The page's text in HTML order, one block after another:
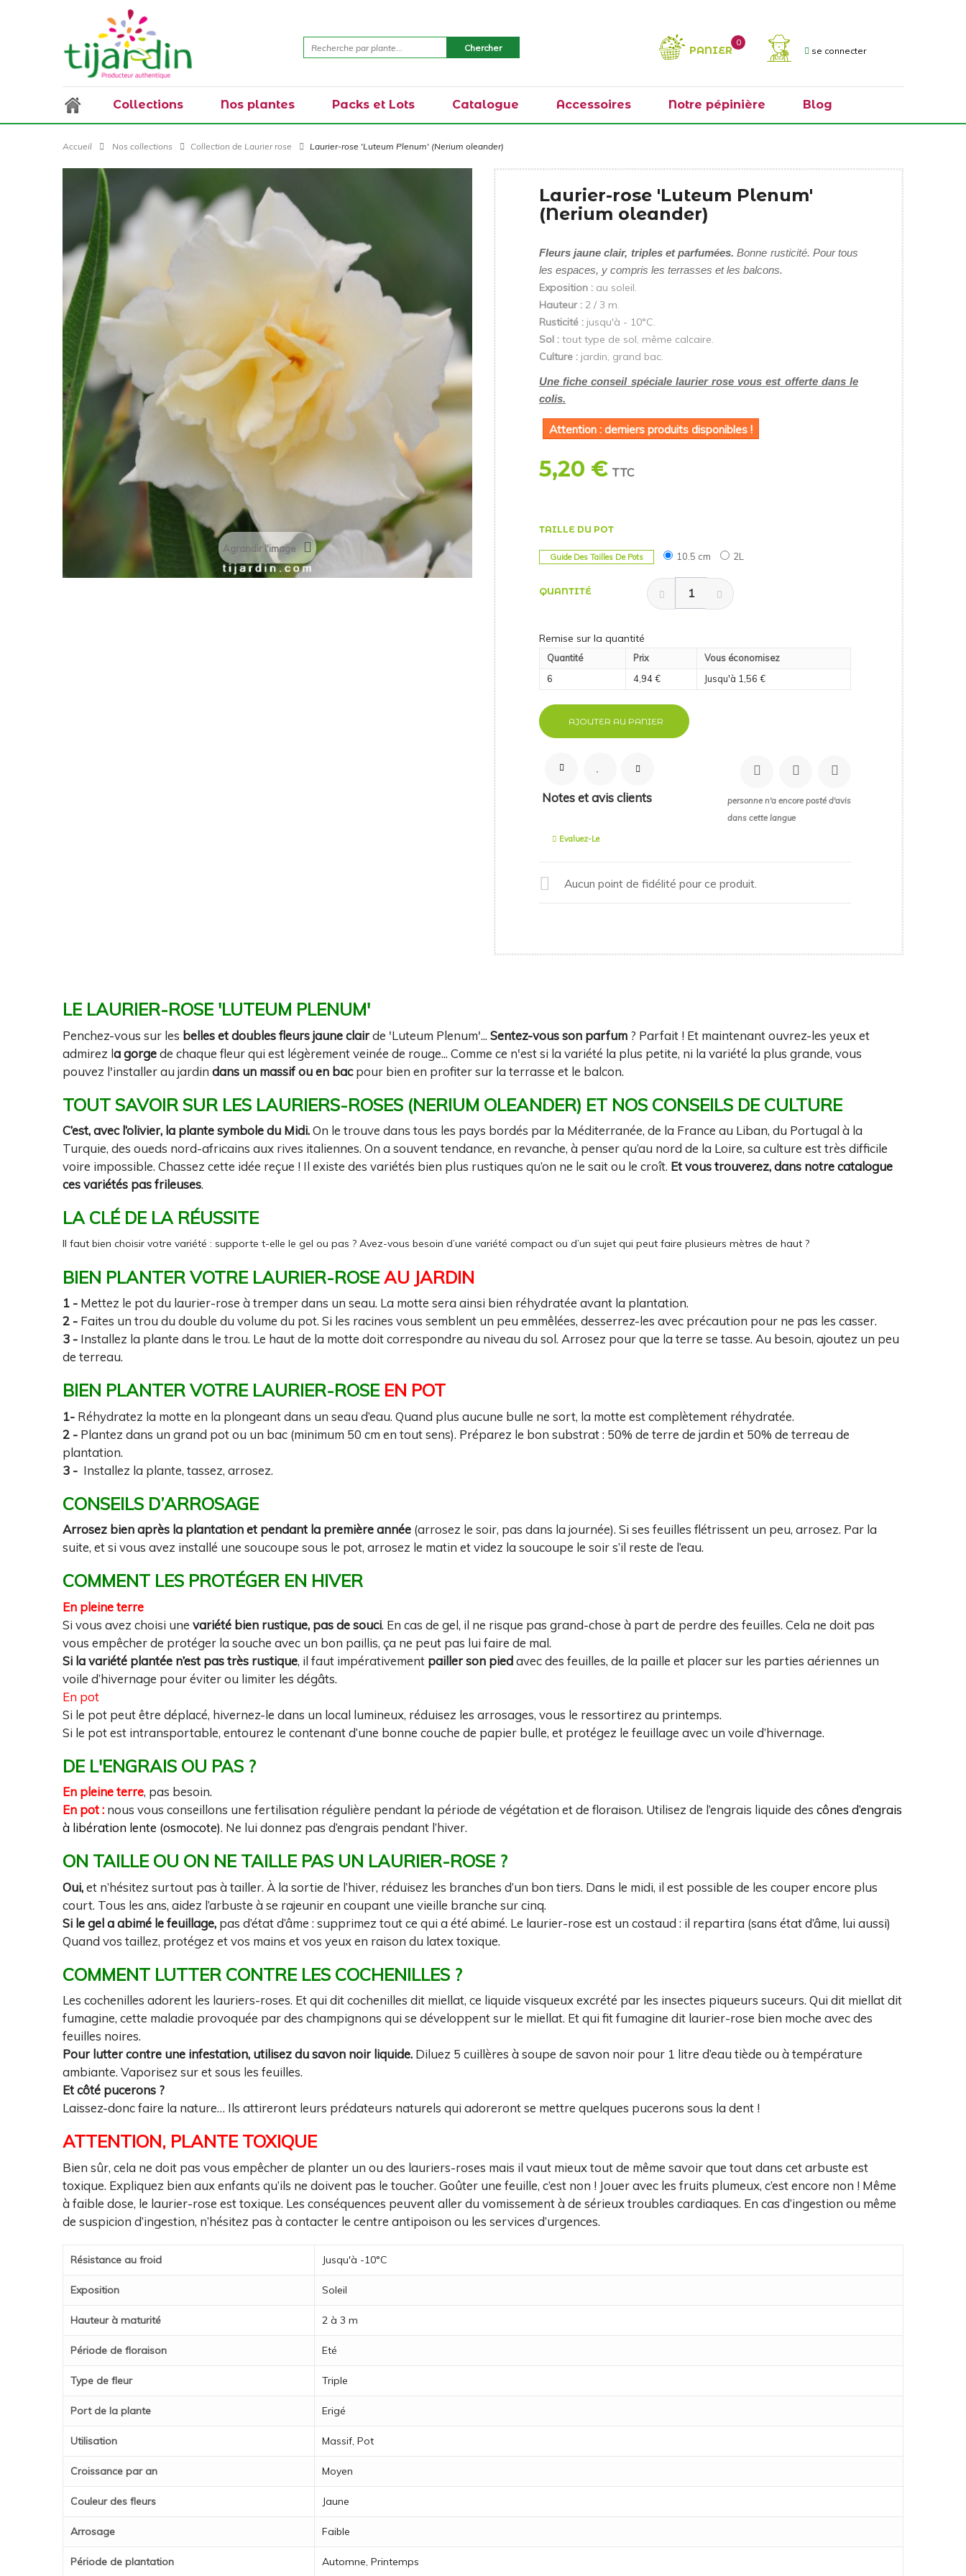
se connecter
PANIER
0
Collections Nos plantes Packs et Lots Catalogue Accessoires Notre pépinière Blog
Accueil Nos collections Collection de Laurier rose Laurier-rose 'Luteum Plenum' (Nerium oleander)
Agrandir l'image
Laurier-rose 'Luteum Plenum'
(Nerium oleander)
Fleurs jaune clair, triples et parfumées. Bonne rusticité. Pour tous
les espaces, y compris les terrasses et les balcons.
Exposition : au soleil.
Hauteur : 2 / 3 m.
Rusticité : jusqu'à - 10°C.
Sol : tout type de sol, même calcaire.
Culture : jardin, grand bac.
Une fiche conseil spéciale laurier rose vous est offerte dans le
colis.
Attention : derniers produits disponibles !
5,20 € TTC
TAILLE DU POT
Guide Des Tailles De Pots 10.5 cm 2L
QUANTITÉ
Remise sur la quantité
Quantité Prix
Vous économisez
6
4,94 € Jusqu'à 1,56 €
AJOUTER AU PANIER
Notes et avis clients
personne n'a encore posté d'avis
dans cette langue
Evaluez-Le
Aucun point de fidélité pour ce produit.
LE LAURIER-ROSE 'LUTEUM PLENUM'
Penchez-vous sur les belles et doubles fleurs jaune clairde 'Luteum Plenum'... Sentez-vous son parfum ? Parfait ! Et maintenant ouvrez-les yeux et
admirez la gorgede chaque fleur qui est légèrement veinée de rouge... Comme ce n'est si la variété la plus petite, ni la variété la plus grande, vous
pouvez l'installer au jardin dans un massif ou en bacpour bien en profiter sur la terrasse et le balcon.
TOUT SAVOIR SUR LES LAURIERS-ROSES (NERIUM OLEANDER) ET NOS CONSEILS DE CULTURE
C’est, avec l’olivier, la plante symbole du Midi.On le trouve dans tous les pays bordés par la Méditerranée, de la France au Liban, du Portugal à la
Turquie, des oueds nord-africains aux rives italiennes. On a souvent tendance, en revanche, à penser qu’au nord de la Loire, sa culture est très difficile
voire impossible. Chassez cette idée reçue ! Il existe des variétés bien plus rustiques qu’on ne le sait ou le croît. Et vous trouverez, dans notre catalogue
ces variétés pas frileuses.
LA CLÉ DE LA RÉUSSITE
Il faut bien choisir votre variété : supporte t-elle le gel ou pas ? Avez-vous besoin d’une variété compact ou d’un sujet qui peut faire plusieurs mètres de haut ?
BIEN PLANTER VOTRE LAURIER-ROSE AU JARDIN
1 - Mettez le pot du laurier-rose à tremper dans un seau. La motte sera ainsi bien réhydratée avant la plantation.
2 - Faites un trou du double du volume du pot. Si les racines vous semblent un peu emmêlées, desserrez-les avec précaution pour ne pas les casser.
3 - Installez la plante dans le trou. Le haut de la motte doit correspondre au niveau du sol. Arrosez pour que la terre se tasse. Au besoin, ajoutez un peu
de terreau.
BIEN PLANTER VOTRE LAURIER-ROSE EN POT
1- Réhydratez la motte en la plongeant dans un seau d’eau. Quand plus aucune bulle ne sort, la motte est complètement réhydratée.
2 - Plantez dans un grand pot ou un bac (minimum 50 cm en tout sens). Préparez le bon substrat : 50% de terre de jardin et 50% de terreau de
plantation.
3 - Installez la plante, tassez, arrosez.
CONSEILS D’ARROSAGE
Arrosez bien après la plantation et pendant la première année (arrosez le soir, pas dans la journée). Si ses feuilles flétrissent un peu, arrosez. Par la
suite, et si vous avez installé une soucoupe sous le pot, arrosez le matin et videz la soucoupe le soir s’il reste de l’eau.
COMMENT LES PROTÉGER EN HIVER
En pleine terre
Si vous avez choisi une variété bien rustique, pas de souci. En cas de gel, il ne risque pas grand-chose à part de perdre des feuilles. Cela ne doit pas
vous empêcher de protéger la souche avec un bon paillis, ça ne peut pas lui faire de mal.
Si la variété plantée n’est pas très rustique, il faut impérativement pailler son piedavec des feuilles, de la paille et placer sur les parties aériennes un
voile d’hivernage pour éviter ou limiter les dégâts.
En pot
Si le pot peut être déplacé, hivernez-le dans un local lumineux, réduisez les arrosages, vous le ressortirez au printemps.
Si le pot est intransportable, entourez le contenant d’une bonne couche de papier bulle, et protégez le feuillage avec un voile d’hivernage.
DE L'ENGRAIS OU PAS ?
En pleine terre, pas besoin.
En pot : nous vous conseillons une fertilisation régulière pendant la période de végétation et de floraison. Utilisez de l’engrais liquide des cônes d’engrais
à libération lente (osmocote). Ne lui donnez pas d’engrais pendant l’hiver.
ON TAILLE OU ON NE TAILLE PAS UN LAURIER-ROSE ?
Oui,et n’hésitez surtout pas à tailler. À la sortie de l’hiver, réduisez les branches d’un bon tiers. Dans le midi, il est possible de les couper encore plus
court. Tous les ans, aidez l’arbuste à se rajeunir en coupant une vieille branche sur cinq.
Si le gel a abimé le feuillage, pas d’état d’âme : supprimez tout ce qui a été abimé. Le laurier-rose est un costaud : il repartira (sans état d’âme, lui aussi)
Quand vos taillez, protégez et vos mains et vos yeux en raison du latex toxique.
COMMENT LUTTER CONTRE LES COCHENILLES ?
Les cochenilles adorent les lauriers-roses. Et qui dit cochenilles dit miellat, ce liquide visqueux excrété par les insectes piqueurs suceurs. Qui dit miellat dit
fumagine, cette maladie provoquée par des champignons qui se développent sur le miellat. Et qui fit fumagine dit laurier-rose bien moche avec des
feuilles noires.
Pour lutter contre une infestation, utilisez du savon noir liquide. Diluez 5 cuillères à soupe de savon noir pour 1 litre d’eau tiède ou à température
ambiante. Vaporisez sur et sous les feuilles.
Et côté pucerons ?
Laissez-donc faire la nature… Ils attireront leurs prédateurs naturels qui adoreront se mettre quelques pucerons sous la dent !
ATTENTION, PLANTE TOXIQUE
Bien sûr, cela ne doit pas vous empêcher de planter un ou des lauriers-roses mais il vaut mieux tout de même savoir que tout dans cet arbuste est
toxique. Expliquez bien aux enfants qu’ils ne doivent pas le toucher. Goûter une feuille, c’est non ! Jouer avec les fruits plumeux, c’est encore non ! Même
à faible dose, le laurier-rose est toxique. Les conséquences peuvent aller du vomissement à de sérieux troubles cardiaques. En cas d’ingestion ou même
de suspicion d’ingestion, n’hésitez pas à contacter le centre antipoison ou les services d’urgences.
Résistance au froid Jusqu'à -10°C
Exposition Soleil
Hauteur à maturité 2 à 3 m
Période de floraison Eté
Type de fleur Triple
Port de la plante Erigé
Utilisation Massif, Pot
Croissance par an Moyen
Couleur des fleurs Jaune
Arrosage Faible
Période de plantation Automne, Printemps